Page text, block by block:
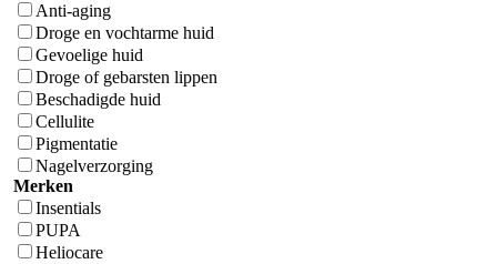
Anti-aging
Droge en vochtarme huid
Gevoelige huid
Droge of gebarsten lippen
Beschadigde huid
Cellulite
Pigmentatie
Nagelverzorging
Merken
Insentials
PUPA
Heliocare